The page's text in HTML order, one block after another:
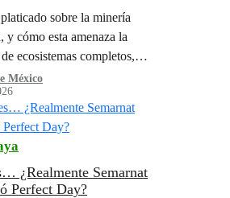
sobre la minería
y cómo esta amenaza la
ecosistemas completos,
y eventualmente
cotidiana de las
y personas de…
México
¿Realmente Semarnat
Perfect Day?